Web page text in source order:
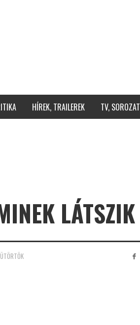
HÍREK, TRAILEREK TV, SOROZAT
LÁTSZIK